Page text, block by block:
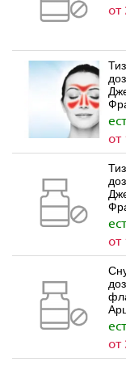
от
Тизин
ДжейТНЛ
от
Тизин
ДжейТНЛ
от
от